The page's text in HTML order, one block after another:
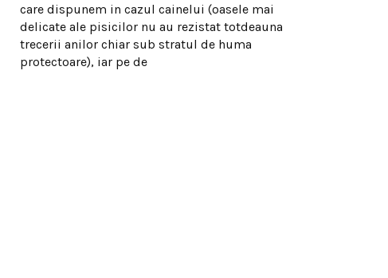
care dispunem in cazul cainelui (oasele mai
delicate ale pisicilor nu au rezistat totdeauna
trecerii anilor chiar sub stratul de huma
protectoare), iar pe de